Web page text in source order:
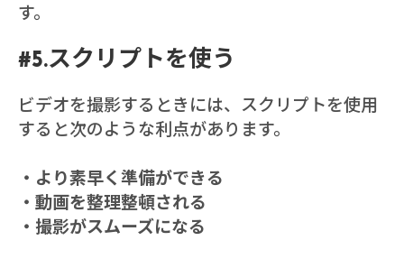
す。
#5.スクリプトを使う
ビデオを撮影するときには、スクリプトを使用
すると次のような利点があります。
・より素早く準備ができる
・動画を整理整頓される
・撮影がスムーズになる